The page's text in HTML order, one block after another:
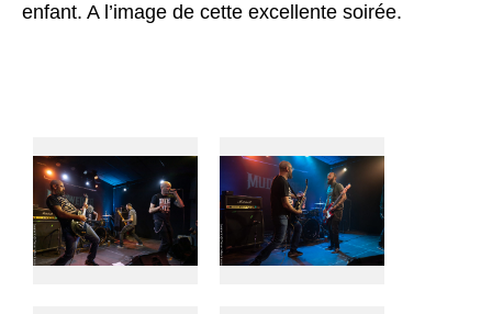
enfant. A l’image de cette excellente soirée.